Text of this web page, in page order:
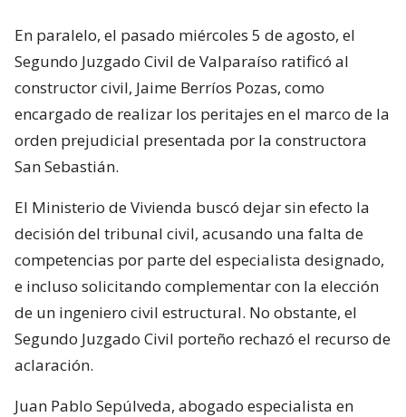
En paralelo, el pasado miércoles 5 de agosto, el
Segundo Juzgado Civil de Valparaíso ratificó al
constructor civil, Jaime Berríos Pozas, como
encargado de realizar los peritajes en el marco de la
orden prejudicial presentada por la constructora
San Sebastián.
El Ministerio de Vivienda buscó dejar sin efecto la
decisión del tribunal civil, acusando una falta de
competencias por parte del especialista designado,
e incluso solicitando complementar con la elección
de un ingeniero civil estructural. No obstante, el
Segundo Juzgado Civil porteño rechazó el recurso de
aclaración.
Juan Pablo Sepúlveda, abogado especialista en